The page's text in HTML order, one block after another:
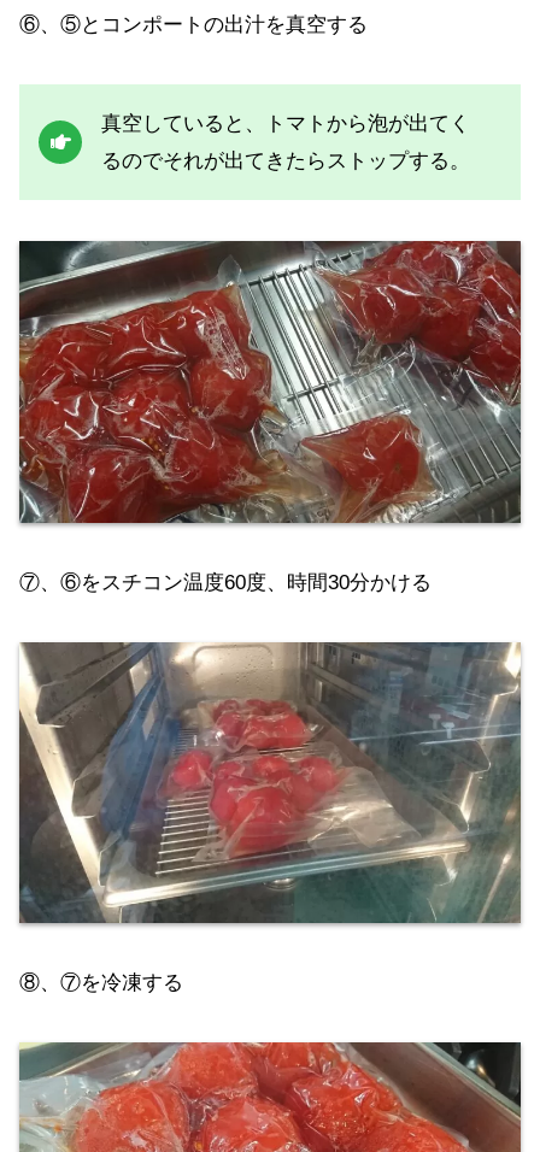
⑥、⑤とコンポートの出汁を真空する
真空していると、トマトから泡が出てく
るのでそれが出てきたらストップする。
⑦、⑥をスチコン温度60度、時間30分かける
⑧、⑦を冷凍する